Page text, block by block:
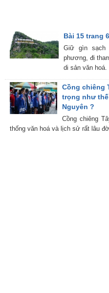
Bài 15 trang
Giữ gìn
phương, đi
di sản văn hoá.
Cồng chiêng
trọng như
Nguyên ?
Cồng chiêng
thống văn hoá và lịch sử rất lâu